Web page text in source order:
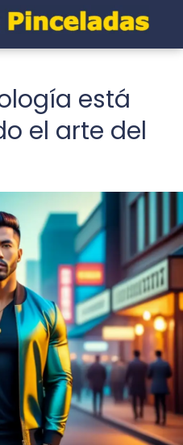
está
el arte del